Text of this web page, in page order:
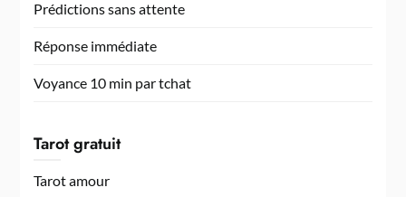
Prédictions sans attente
Réponse immédiate
Voyance 10 min par tchat
Tarot gratuit
Tarot amour